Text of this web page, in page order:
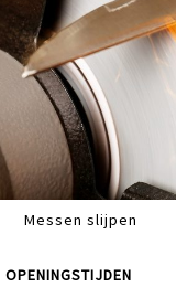
Messen slijpen
OPENINGSTIJDEN